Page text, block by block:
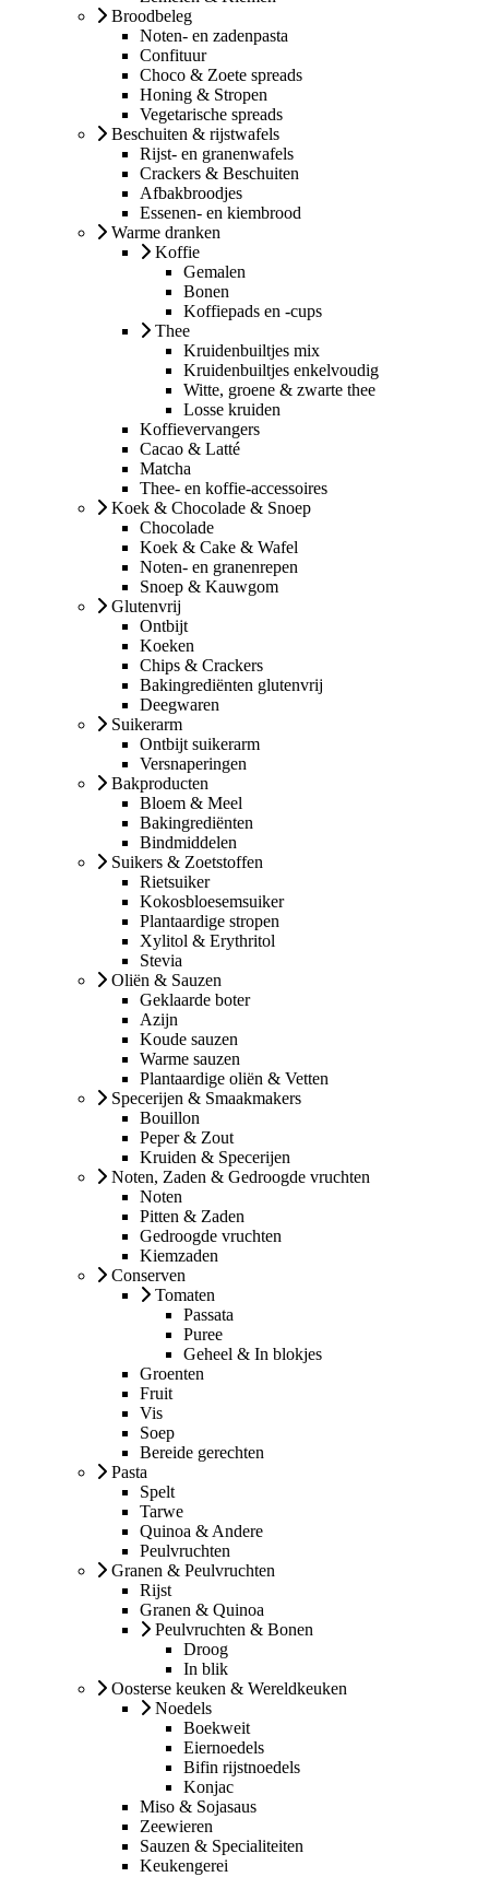
Broodbeleg
Noten- en zadenpasta
Confituur
Choco & Zoete spreads
Honing & Stropen
Vegetarische spreads
Beschuiten & rijstwafels
Rijst- en granenwafels
Crackers & Beschuiten
Afbakbroodjes
Essenen- en kiembrood
Warme dranken
Koffie
Gemalen
Bonen
Koffiepads en -cups
Thee
Kruidenbuiltjes mix
Kruidenbuiltjes enkelvoudig
Witte, groene & zwarte thee
Losse kruiden
Koffievervangers
Cacao & Latté
Matcha
Thee- en koffie-accessoires
Koek & Chocolade & Snoep
Chocolade
Koek & Cake & Wafel
Noten- en granenrepen
Snoep & Kauwgom
Glutenvrij
Ontbijt
Koeken
Chips & Crackers
Bakingrediënten glutenvrij
Deegwaren
Suikerarm
Ontbijt suikerarm
Versnaperingen
Bakproducten
Bloem & Meel
Bakingrediënten
Bindmiddelen
Suikers & Zoetstoffen
Rietsuiker
Kokosbloesemsuiker
Plantaardige stropen
Xylitol & Erythritol
Stevia
Oliën & Sauzen
Geklaarde boter
Azijn
Koude sauzen
Warme sauzen
Plantaardige oliën & Vetten
Specerijen & Smaakmakers
Bouillon
Peper & Zout
Kruiden & Specerijen
Noten, Zaden & Gedroogde vruchten
Noten
Pitten & Zaden
Gedroogde vruchten
Kiemzaden
Conserven
Tomaten
Passata
Puree
Geheel & In blokjes
Groenten
Fruit
Vis
Soep
Bereide gerechten
Pasta
Spelt
Tarwe
Quinoa & Andere
Peulvruchten
Granen & Peulvruchten
Rijst
Granen & Quinoa
Peulvruchten & Bonen
Droog
In blik
Oosterse keuken & Wereldkeuken
Noedels
Boekweit
Eiernoedels
Bifin rijstnoedels
Konjac
Miso & Sojasaus
Zeewieren
Sauzen & Specialiteiten
Keukengerei